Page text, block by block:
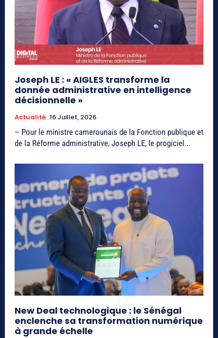
Joseph LE : « AIGLES transforme la
donnée administrative en intelligence
décisionnelle »
Actualité 16 Juillet, 2026
– Pour le ministre camerounais de la Fonction publique et
de la Réforme administrative, Joseph LE, le progiciel...
New Deal technologique : le Sénégal
enclenche sa transformation numérique
à grande échelle